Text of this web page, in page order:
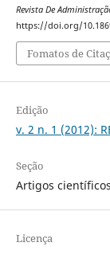
Revista De
https://doi.org/
Fomatos de
Edição
v. 2 n. 1 (2012):
Seção
Artigos científicos
Licença